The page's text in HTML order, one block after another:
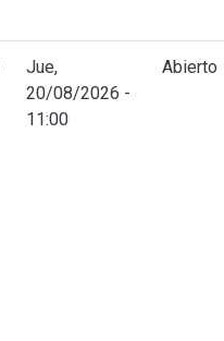
Jue,
20/08/2026 -
11:00
Abierto